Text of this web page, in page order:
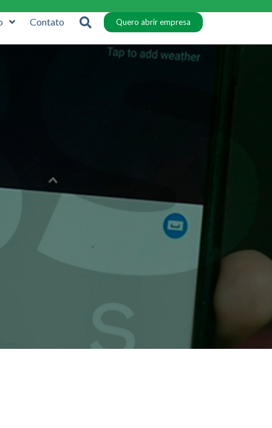
Contato Quero abrir empresa